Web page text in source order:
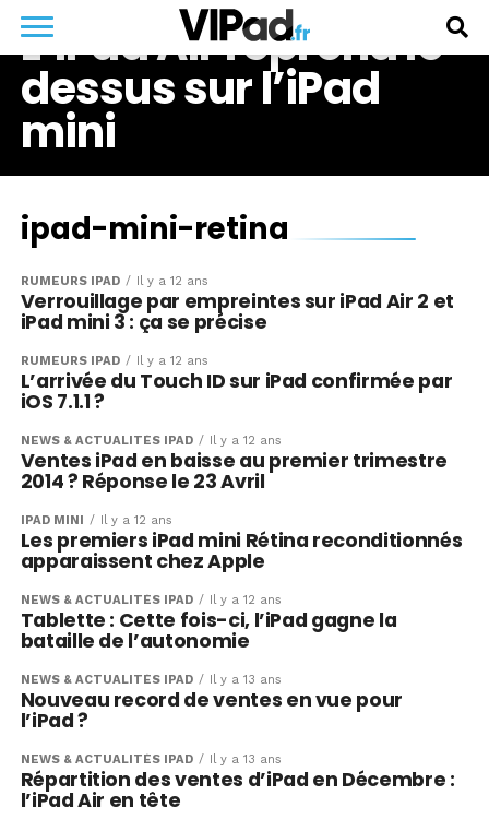
L’iPad Air reprend le
dessus sur l’iPad
mini
ipad-mini-retina
RUMEURS IPAD Il y a 12 ans
Verrouillage par empreintes sur iPad Air 2 et
iPad mini 3 : ça se précise
RUMEURS IPAD Il y a 12 ans
L’arrivée du Touch ID sur iPad confirmée par
iOS 7.1.1 ?
NEWS & ACTUALITÉS IPAD Il y a 12 ans
Ventes iPad en baisse au premier trimestre
2014 ? Réponse le 23 Avril
IPAD MINI Il y a 12 ans
Les premiers iPad mini Rétina reconditionnés
apparaissent chez Apple
NEWS & ACTUALITÉS IPAD Il y a 12 ans
Tablette : Cette fois-ci, l’iPad gagne la
bataille de l’autonomie
NEWS & ACTUALITÉS IPAD Il y a 13 ans
Nouveau record de ventes en vue pour
l’iPad ?
NEWS & ACTUALITÉS IPAD Il y a 13 ans
Répartition des ventes d’iPad en Décembre :
l’iPad Air en tête